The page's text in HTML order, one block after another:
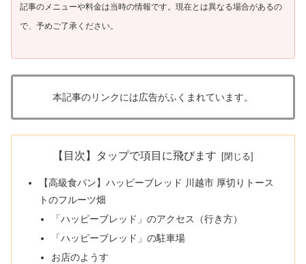
記事のメニューや料金は当時の情報です。現在とは異なる場合があるの
で、予めご了承ください。
本記事のリンクには広告がふくまれています。
【目次】タップで項目に飛びます
【高級食パン】ハッピーブレッド 川越市 厚切りトース
トのフルーツ畑
「ハッピーブレッド」のアクセス（行き方）
「ハッピーブレッド」の駐車場
お店のようす